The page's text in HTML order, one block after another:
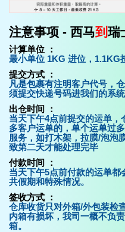
注意事项 - 西马到瑞
计算单位 ：
最小单位 1KG 进位，1.1KG
提交方式 ：
凡是包裹有注明客户代号，
须提交快递号码进我们的系统
出仓时间 ：
当天下午4点前提交的运单
多客户运单的，单个运单过
服务，如打木架，拉膜/泡泡
致第二天才能处理完毕
付款时间 ：
当天下午5点前付款的运单
共假期和特殊情况。
签收方式 ：
仓库收货只对外箱/外包装检
内箱有损坏，我司一概不负
箱。